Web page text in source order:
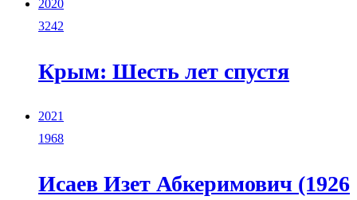
2020
3242
Крым: Шесть лет спустя
2021
1968
Исаев Изет Абкеримович (1926